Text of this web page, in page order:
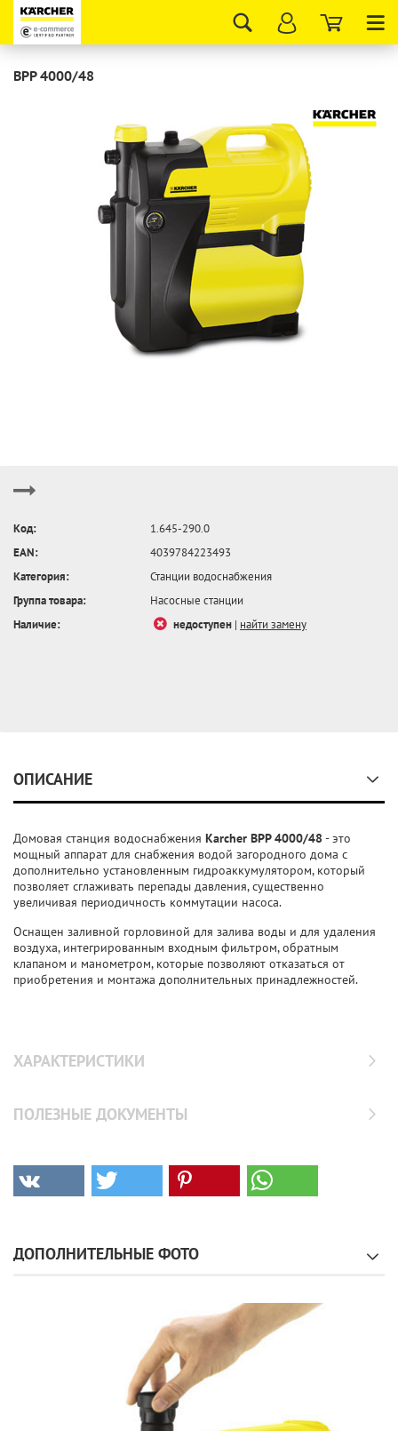
BPP 4000/48
Код:
1.645-290.0
EAN:
4039784223493
Категория:
Станции водоснабжения
Группа товара:
Насосные станции
Наличие:
недоступен | найти замену
ОПИСАНИЕ
Домовая станция водоснабжения Karcher BPP 4000/48 - это
мощный аппарат для снабжения водой загородного дома с
дополнительно установленным гидроаккумулятором, который
позволяет сглаживать перепады давления, существенно
увеличивая периодичность коммутации насоса.
Оснащен заливной горловиной для залива воды и для удаления
воздуха, интегрированным входным фильтром, обратным
клапаном и манометром, которые позволяют отказаться от
приобретения и монтажа дополнительных принадлежностей.
ХАРАКТЕРИСТИКИ
ПОЛЕЗНЫЕ ДОКУМЕНТЫ
ДОПОЛНИТЕЛЬНЫЕ ФОТО